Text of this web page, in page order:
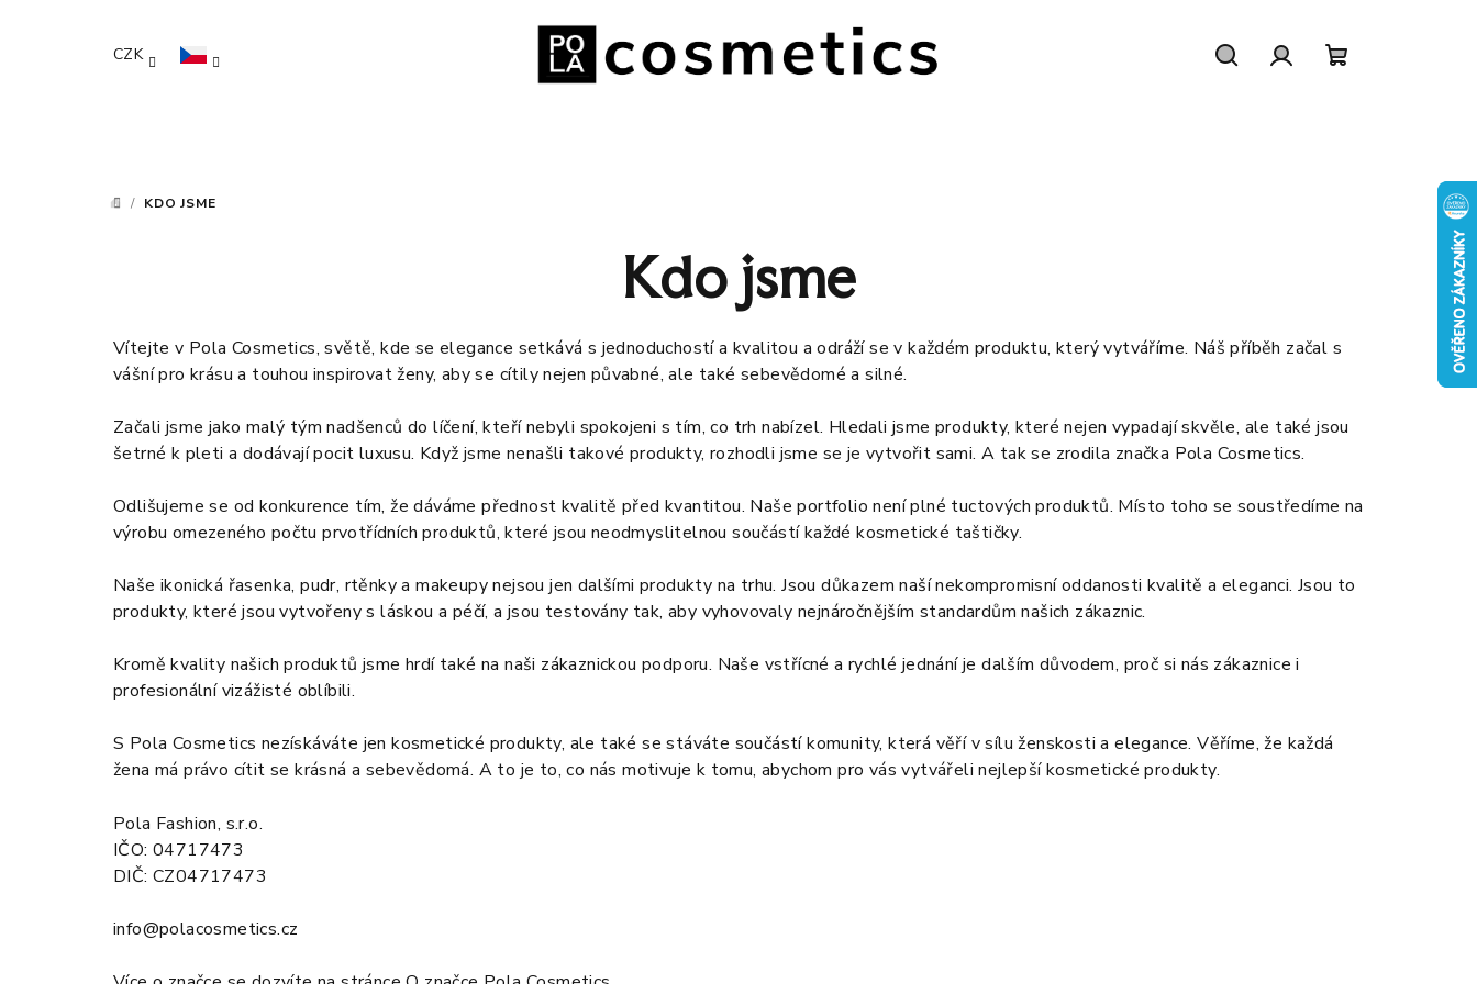
CZK
DOMŮ
/ KDO JSME
Kdo jsme
Vítejte v Pola Cosmetics, světě, kde se elegance setkává s jednoduchostí a kvalitou a odráží se v každém produktu, který vytváříme. Náš příběh začal s
vášní pro krásu a touhou inspirovat ženy, aby se cítily nejen půvabné, ale také sebevědomé a silné.
Začali jsme jako malý tým nadšenců do líčení, kteří nebyli spokojeni s tím, co trh nabízel. Hledali jsme produkty, které nejen vypadají skvěle, ale také jsou
šetrné k pleti a dodávají pocit luxusu. Když jsme nenašli takové produkty, rozhodli jsme se je vytvořit sami. A tak se zrodila značka Pola Cosmetics.
Odlišujeme se od konkurence tím, že dáváme přednost kvalitě před kvantitou. Naše portfolio není plné tuctových produktů. Místo toho se soustředíme na
výrobu omezeného počtu prvotřídních produktů, které jsou neodmyslitelnou součástí každé kosmetické taštičky.
Naše ikonická řasenka, pudr, rtěnky a makeupy nejsou jen dalšími produkty na trhu. Jsou důkazem naší nekompromisní oddanosti kvalitě a eleganci. Jsou to
produkty, které jsou vytvořeny s láskou a péčí, a jsou testovány tak, aby vyhovovaly nejnáročnějším standardům našich zákaznic.
Kromě kvality našich produktů jsme hrdí také na naši zákaznickou podporu. Naše vstřícné a rychlé jednání je dalším důvodem, proč si nás zákaznice i
profesionální vizážisté oblíbili.
S Pola Cosmetics nezískáváte jen kosmetické produkty, ale také se stáváte součástí komunity, která věří v sílu ženskosti a elegance. Věříme, že každá
žena má právo cítit se krásná a sebevědomá. A to je to, co nás motivuje k tomu, abychom pro vás vytvářeli nejlepší kosmetické produkty.
Pola Fashion, s.r.o.
IČO: 04717473
DIČ: CZ04717473
info@polacosmetics.cz